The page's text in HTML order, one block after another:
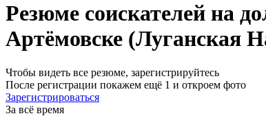
Резюме соискателей на
Артёмовске (Луганская
Чтобы видеть все резюме, зарегистрируйтесь
После регистрации покажем ещё 1 и откроем фото
Зарегистрироваться
За всё время